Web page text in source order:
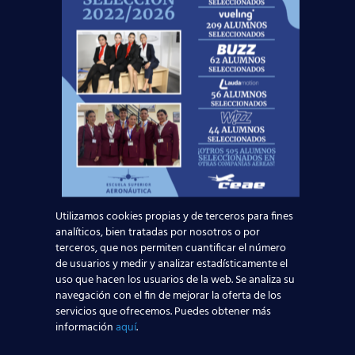
cada día, suministrándoles una formación de
calidad y adaptada a la realidad laboral. Para
nosotros la historia no acaba una vez
obtienen su licencia sino que inicia una
segunda fase tan importante como la
primera, la búsqueda de empleo, donde los
acompañamos hasta que empiecen a volar,
guiándolos y aconsejándolos.
De hecho, es habitual en todas nuestras
delegacionesrecibir la visita de antiguos
alumnosque acuden a contarnos como
transcurre su vida laboral en el sector
aeronáutico y agradecernos nuestro apoyo.
Para todo el equipo, ¡nuestros alumnos son
lo más importante!
Estecrecimiento del turismo en nuestro país
conlleva mejorar la calidad ya existente de los
profesionales del sector. Por este motivo, si
quieres trabajar en la aviación comercial, es muy
Utilizamos cookies propias y de terceros para fines
analíticos, bien tratadas por nosotros o por
terceros, que nos permiten cuantificar el número
de usuarios y medir y analizar estadísticamente el
uso que hacen los usuarios de la web. Se analiza su
navegación con el fin de mejorar la oferta de los
servicios que ofrecemos. Puedes obtener más
informaciónaquí.